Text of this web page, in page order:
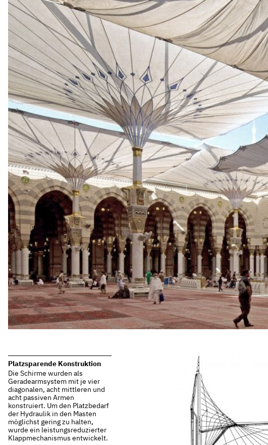
Platzsparende Konstruktion
Die Schirme wurden als
Geradearmsystem mit je vier
diagonalen, acht mittleren und
acht passiven Armen
konstruiert. Um den Platzbedarf
der Hydraulik in den Masten
möglichst gering zu halten,
wurde ein leistungsreduzierter
Klappmechanismus entwickelt.